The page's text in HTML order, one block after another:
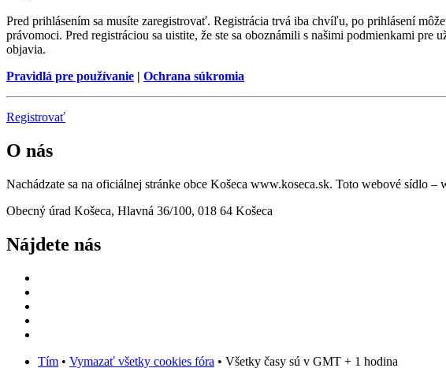
Pred prihlásením sa musíte zaregistrovať. Registrácia trvá iba chvíľu, po prihlásení
právomoci. Pred registráciou sa uistite, že ste sa oboznámili s našimi podmienkami
objavia.
Pravidlá pre používanie | Ochrana súkromia
Registrovať
O nás
Nachádzate sa na oficiálnej stránke obce Košeca www.koseca.sk. Toto webové sídlo
Obecný úrad Košeca, Hlavná 36/100, 018 64 Košeca
Nájdete nás
Tím • Vymazať všetky cookies fóra • Všetky časy sú v GMT + 1 hodina